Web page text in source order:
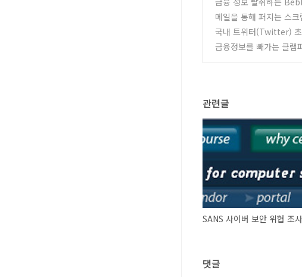
메일을 통해 퍼지는 스크
국내 트위터(Twitter) 초
금융정보를 빼가는 클램
관련글
댓글